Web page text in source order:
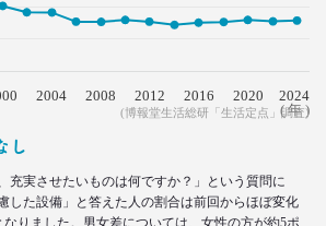
1位？ 和食が消えた？
トレンド 連載③–
究員
お金より時間
の幸せは“時産”にあり
( 年 )
(博報堂生活総研「生活定点」調査)
2004 2008 2012 2016 2020 2024
し
充実させたいものは何ですか？」という質問に
した設備」と答えた人の割合は前回からほぼ変化
なりました。男女差については、女性の方が約5ポ